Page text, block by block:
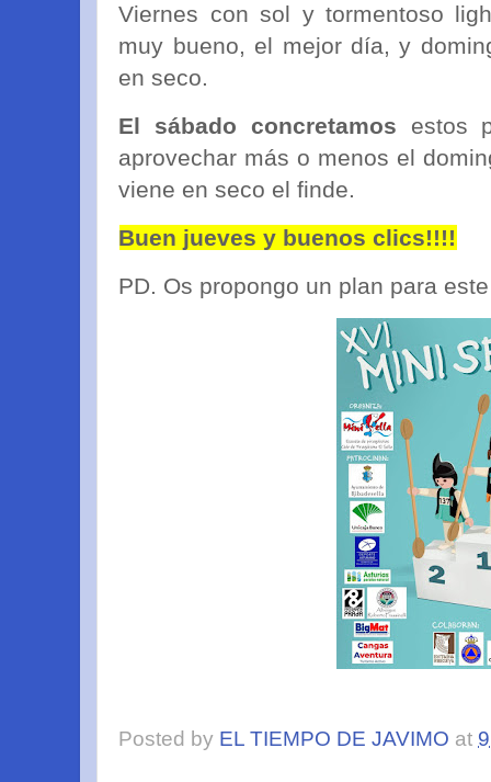
Viernes con sol y tormentoso
muy bueno, el mejor día, y
en seco.
El sábado concretamos estos
aprovechar más o menos el
viene en seco el finde.
Buen jueves y buenos clics!!!!
PD. Os propongo un plan para
Posted by EL TIEMPO DE JAVIMO at